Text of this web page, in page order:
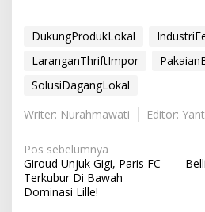
DukungProdukLokal
LaranganThriftImpor
SolusiDagangLokal
Writer: Nurahmawati
Editor:
N
a
v
Pos sebelumnya
Giroud Unjuk Gigi, Paris FC
Terkubur Di Bawah
Dominasi Lille!